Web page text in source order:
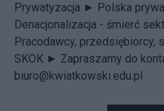
Prywatyzacja ► Polska
Denacjonalizacja - śmierć
Pracodawcy,
SKOK ► Zapraszamy do
biuro@kwiatkowski.edu.pl